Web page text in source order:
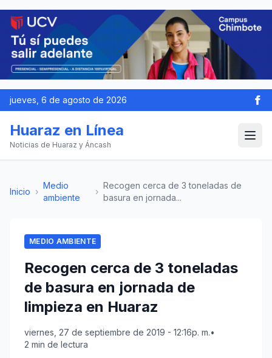
jueves, 6 de agosto de 2026
Huaraz en Línea
Noticias de Huaraz y Áncash
Inicio ›
Medio
ambiente
›
Recogen cerca de 3 toneladas de
basura en jornada...
MEDIO AMBIENTE
Recogen cerca de 3 toneladas
de basura en jornada de
limpieza en Huaraz
viernes, 27 de septiembre de 2019 - 12:16p. m.•
2 min de lectura